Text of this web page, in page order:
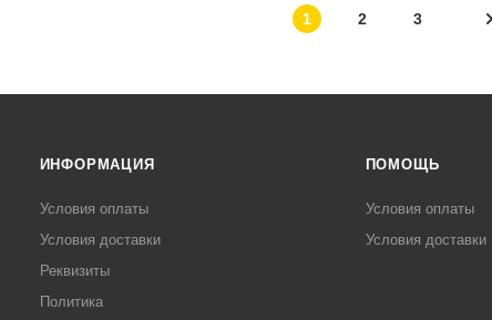
1 2 3
ИНФОРМАЦИЯ
Условия оплаты
Условия доставки
Реквизиты
Политика
ПОМОЩЬ
Условия оплаты
Условия доставки